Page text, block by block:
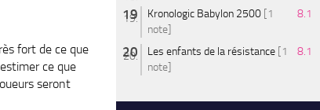
fort de ce que
ce que
seront
Kronologic Babylon 2500 [1
note]
8.1
Les enfants de la résistance [1
note]
8.1